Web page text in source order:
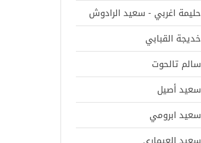
حليمة اغربي - سعيد الرادوش
خديجة القبابي
سالم تالحوت
سعيد أصيل
سعيد ابرومي